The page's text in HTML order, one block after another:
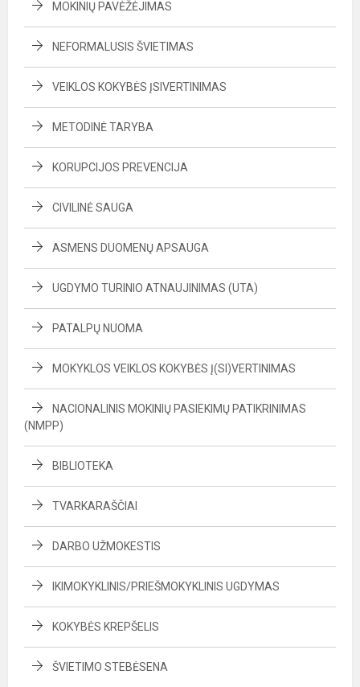
MOKINIŲ PAVĖŽĖJIMAS
NEFORMALUSIS ŠVIETIMAS
VEIKLOS KOKYBĖS ĮSIVERTINIMAS
METODINĖ TARYBA
KORUPCIJOS PREVENCIJA
CIVILINĖ SAUGA
ASMENS DUOMENŲ APSAUGA
UGDYMO TURINIO ATNAUJINIMAS (UTA)
PATALPŲ NUOMA
MOKYKLOS VEIKLOS KOKYBĖS Į(SI)VERTINIMAS
NACIONALINIS MOKINIŲ PASIEKIMŲ PATIKRINIMAS
(NMPP)
BIBLIOTEKA
TVARKARAŠČIAI
DARBO UŽMOKESTIS
IKIMOKYKLINIS/PRIEŠMOKYKLINIS UGDYMAS
KOKYBĖS KREPŠELIS
ŠVIETIMO STEBĖSENA